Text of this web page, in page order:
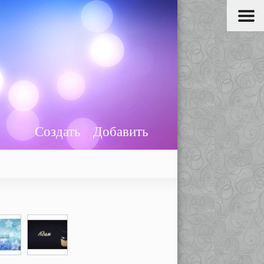
Добавить
Создать